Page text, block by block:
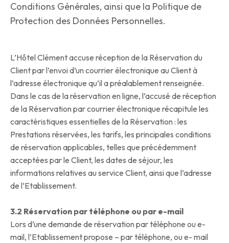
Conditions Générales, ainsi que la Politique de
Protection des Données Personnelles.
L’Hôtel Clément accuse réception de la Réservation du
Client par l’envoi d’un courrier électronique au Client à
l’adresse électronique qu’il a préalablement renseignée.
Dans le cas de la réservation en ligne, l’accusé de réception
de la Réservation par courrier électronique récapitule les
caractéristiques essentielles de la Réservation : les
Prestations réservées, les tarifs, les principales conditions
de réservation applicables, telles que précédemment
acceptées par le Client, les dates de séjour, les
informations relatives au service Client, ainsi que l’adresse
de l’Etablissement.
3.2 Réservation par téléphone ou par e-mail
Lors d’une demande de réservation par téléphone ou e-
mail, l’Etablissement propose – par téléphone, ou e- mail